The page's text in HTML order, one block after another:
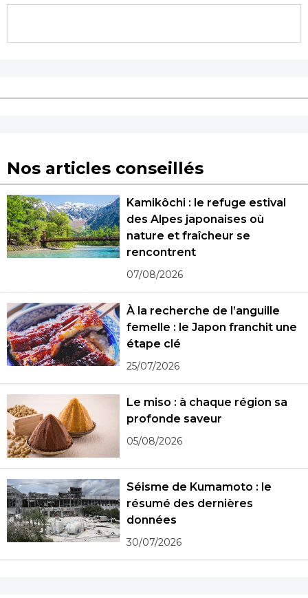
Nos articles conseillés
Kamikôchi : le refuge estival
des Alpes japonaises où
nature et fraîcheur se
rencontrent
07/08/2026
À la recherche de l’anguille
femelle : le Japon franchit une
étape clé
25/07/2026
Le miso : à chaque région sa
profonde saveur
05/08/2026
Séisme de Kumamoto : le
résumé des dernières
données
30/07/2026